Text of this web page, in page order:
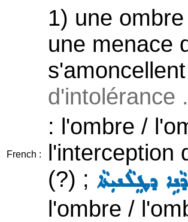
French :
1) une ombre
une menace
d'intolérance
: l'ombre /
l'interception
(?) ; ܕܛܸܠܵܢܝܼܬܵܐ
l'ombre /